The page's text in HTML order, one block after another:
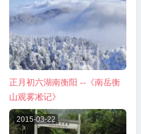
正月初六湖南衡阳 --《南岳衡
山观雾凇记》
2015-03-22